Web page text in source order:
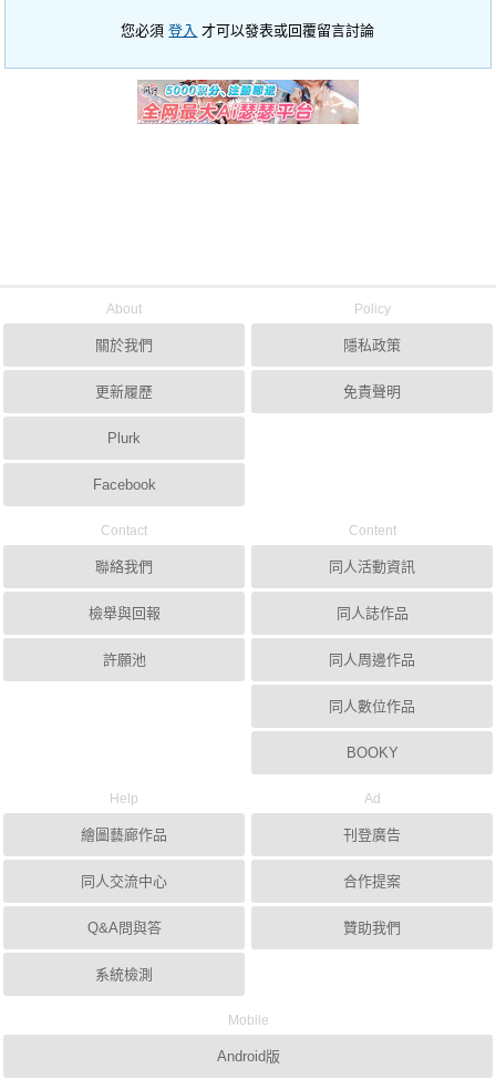
您必須登入 才可以發表或回覆留言討論
About
關於我們
更新履歷
Plurk
Facebook
Policy
隱私政策
免責聲明
Contact
聯絡我們
檢舉與回報
許願池
Content
同人活動資訊
同人誌作品
同人周邊作品
同人數位作品
BOOKY
Help
繪圖藝廊作品
同人交流中心
Q&A問與答
系統檢測
Ad
刊登廣告
合作提案
贊助我們
Mobile
Android版